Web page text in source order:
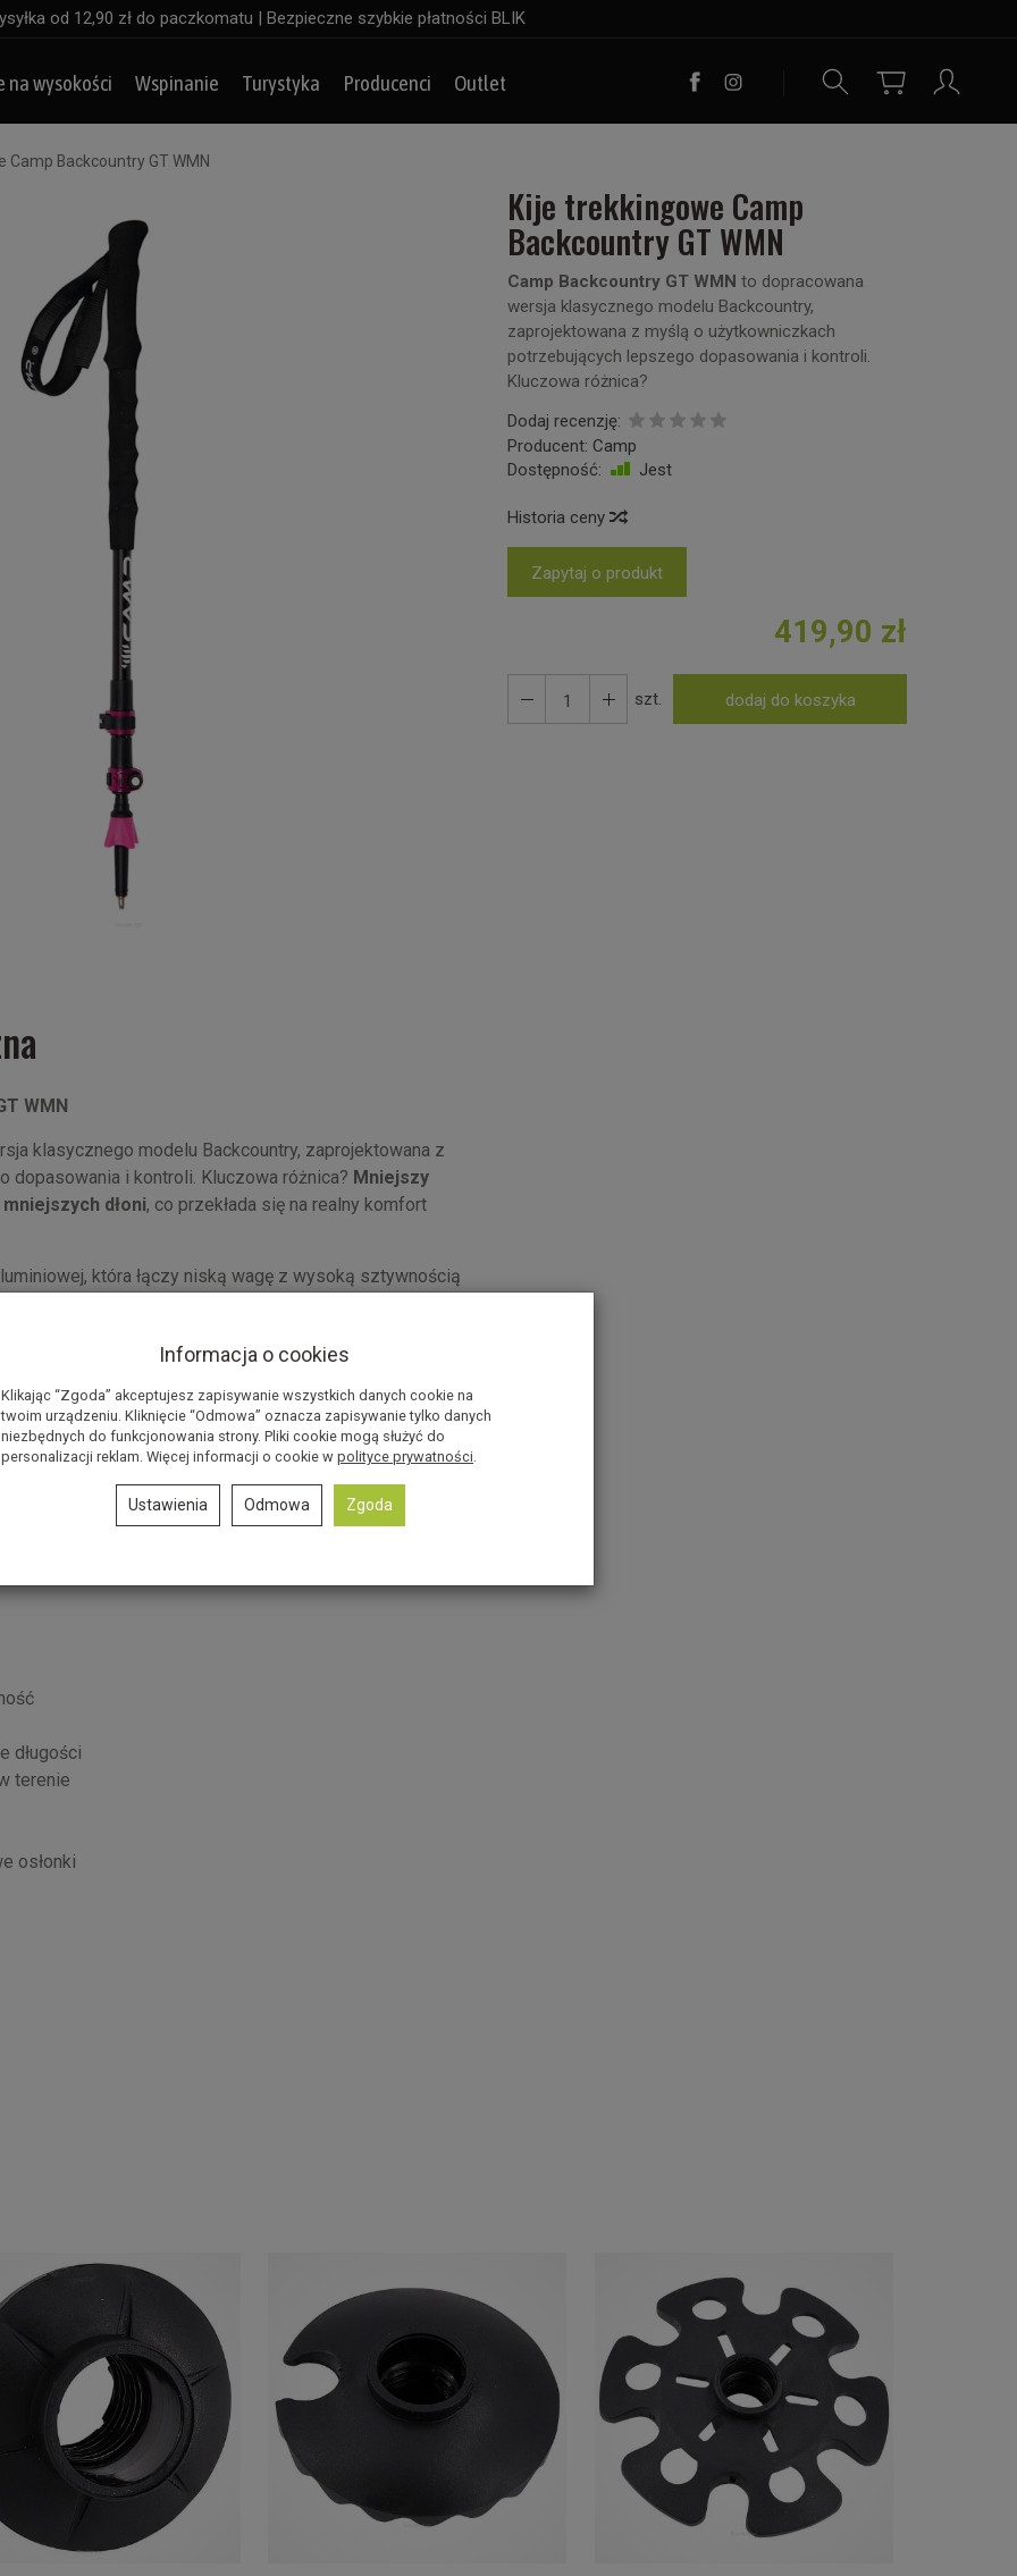
od 12,90 zł do paczkomatu | Bezpieczne szybkie płatności BLIK
na wysokości Wspinanie Turystyka Producenci Outlet
Camp Backcountry GT WMN
Kije trekkingowe Camp
Backcountry GT WMN
Camp Backcountry GT WMN to dopracowana
wersja klasycznego modelu Backcountry,
zaprojektowana z myślą o użytkowniczkach
potrzebujących lepszego dopasowania i kontroli.
Kluczowa różnica?
Dodaj recenzję:
Producent: Camp
Dostępność:
Jest
Historia ceny
Zapytaj o produkt
419,90 zł
szt. dodaj do koszyka
WMN
klasycznego modelu Backcountry, zaprojektowana z
i kontroli. Kluczowa różnica? Mniejszy
dłoni, co przekłada się na realny komfort
która łączy niską wagę z wysoką sztywnością
się zarówno na długich podejściach, jak i w
kluczowa.
długość do wzrostu i terenu, a szybki system
używania narzędzi. Dodatkowo czytelna
odpowiedniej długości w trakcie marszu.
bez regulacji kijów – szczególnie przydatne na
nadgarstkowymi daje to realny komfort na całej
długości
terenie
osłonki
Informacja o cookies
Klikając “Zgoda” akceptujesz zapisywanie wszystkich danych cookie na
twoim urządzeniu. Kliknięcie “Odmowa” oznacza zapisywanie tylko danych
niezbędnych do funkcjonowania strony. Pliki cookie mogą służyć do
personalizacji reklam. Więcej informacji o cookie w polityce prywatności.
Ustawienia Odmowa Zgoda